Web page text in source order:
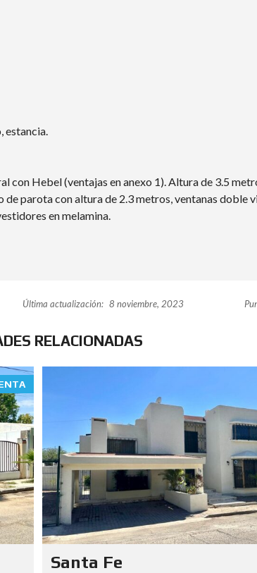
estancia.
con Hebel (ventajas en anexo 1). Altura de 3.5
parota con altura de 2.3 metros, ventanas doble
en melamina.
Última actualización: 8 noviembre, 2023
RELACIONADAS
Santa Fe